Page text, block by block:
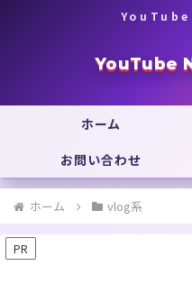
YouTube
ホーム
お問い合わせ
ホーム vlog系
PR